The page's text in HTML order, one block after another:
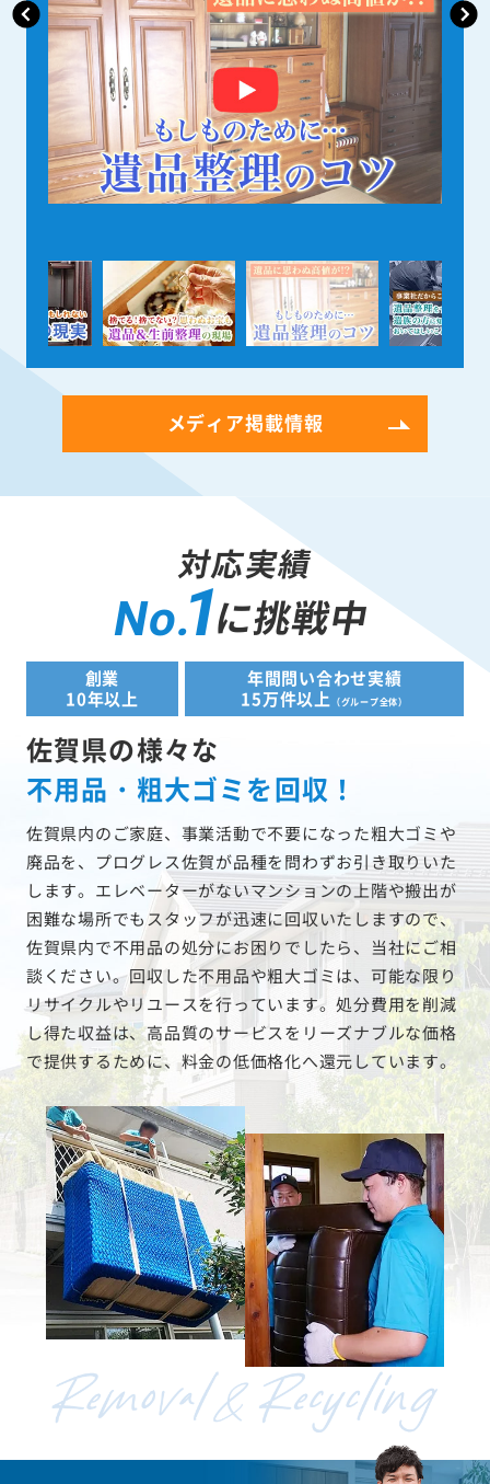
メディア掲載情報
対応実績
No.1に挑戦中
創業
10年以上
年間問い合わせ実績
15万件以上
（グループ全体）
佐賀県の様々な
不用品・粗大ゴミを回収！
佐賀県内のご家庭、事業活動で不要になった粗大ゴミや
廃品を、プログレス佐賀が品種を問わずお引き取りいた
します。エレベーターがないマンションの上階や搬出が
困難な場所でもスタッフが迅速に回収いたしますので、
佐賀県内で不用品の処分にお困りでしたら、当社にご相
談ください。回収した不用品や粗大ゴミは、可能な限り
リサイクルやリユースを行っています。処分費用を削減
し得た収益は、高品質のサービスをリーズナブルな価格
で提供するために、料金の低価格化へ還元しています。